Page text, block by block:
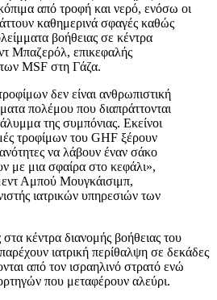
από τροφή και νερό, ενόσω οι
καθημερινά σφαγές καθώς
βοήθειας σε κέντρα
Μπαζερόλ, επικεφαλής
MSF στη Γάζα.
δεν είναι ανθρωπιστική
πολέμου που διαπράττονται
της συμπόνιας. Εκείνοι
τροφίμων του GHF ξέρουν
να λάβουν έναν σάκο
με μια σφαίρα στο κεφάλι»,
Αμπού Μουγκάισιμπ,
ιατρικών υπηρεσιών των
κέντρα διανομής βοήθειας του
ιατρική περίθαλψη σε δεκάδες
από τον ισραηλινό στρατό ενώ
που μεταφέρουν αλεύρι.